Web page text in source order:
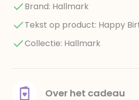
Brand: Hallmark
Tekst op product: Happy
Collectie: Hallmark
Over het cadeau